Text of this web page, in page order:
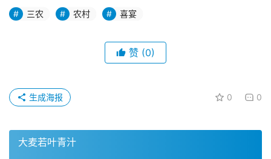
三农 农村 喜宴
赞 (0)
0 0
生成海报
大麦若叶青汁